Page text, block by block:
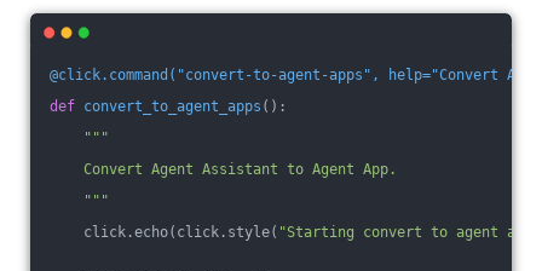
@click.command("convert-to-agent-apps", help="Convert
def convert_to_agent_apps () :
"""
Convert Agent Assistant to Agent App.
"""
click.echo(click.style( "Starting convert to agent